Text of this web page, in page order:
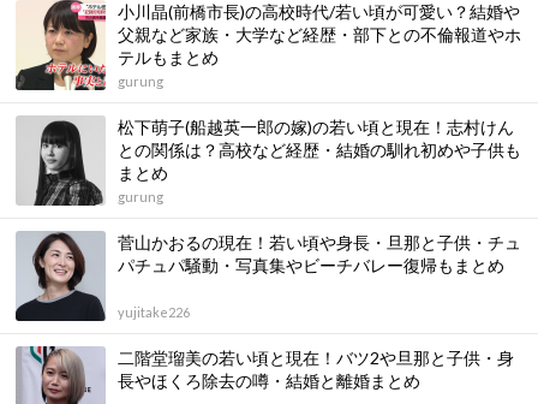
小川晶(前橋市長)の高校時代/若い頃が可愛い？結婚や
父親など家族・大学など経歴・部下との不倫報道やホ
テルもまとめ
gurung
松下萌子(船越英一郎の嫁)の若い頃と現在！志村けん
との関係は？高校など経歴・結婚の馴れ初めや子供も
まとめ
gurung
菅山かおるの現在！若い頃や身長・旦那と子供・チュ
パチュパ騒動・写真集やビーチバレー復帰もまとめ
yujitake226
二階堂瑠美の若い頃と現在！バツ2や旦那と子供・身
長やほくろ除去の噂・結婚と離婚まとめ